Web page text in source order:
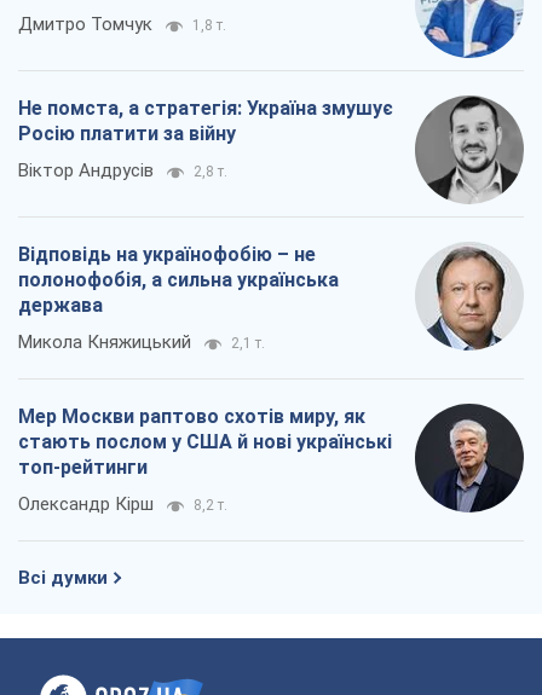
Дмитро Томчук 1,8 т.
Не помста, а стратегія: Україна змушує
Росію платити за війну
Віктор Андрусів 2,8 т.
Відповідь на українофобію – не
полонофобія, а сильна українська
держава
Микола Княжицький 2,1 т.
Мер Москви раптово схотів миру, як
стають послом у США й нові українські
топ-рейтинги
Олександр Кірш 8,2 т.
Всі думки